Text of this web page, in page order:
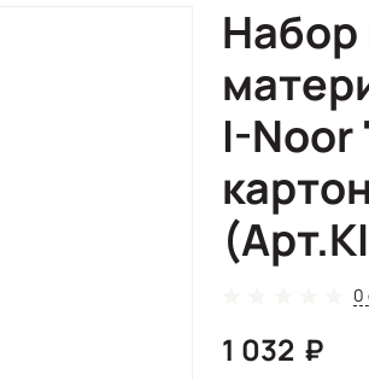
Набор
I-Noor
0
1 032